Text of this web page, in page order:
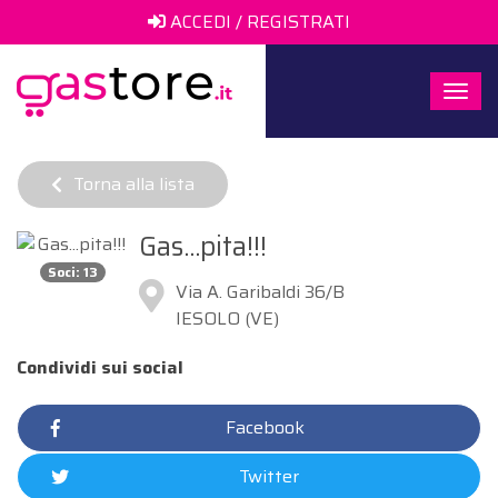
ACCEDI / REGISTRATI
Torna alla lista
Soci: 13
Gas...pita!!!
Via A. Garibaldi 36/B
IESOLO (VE)
Condividi sui social
Facebook
Twitter